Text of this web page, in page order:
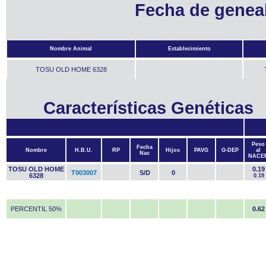
Fecha de
Nombre Animal Establecimiento
TOSU OLD HOME 6328
Características Genéticas
Nombre H.B.U. RP
Fecha
Nac
Hijos PAVG G-DEP
Peso
al
TOSU OLD HOME
6328
T003007 S/D 0 0.19
0.19
PERCENTIL 50% 0.62